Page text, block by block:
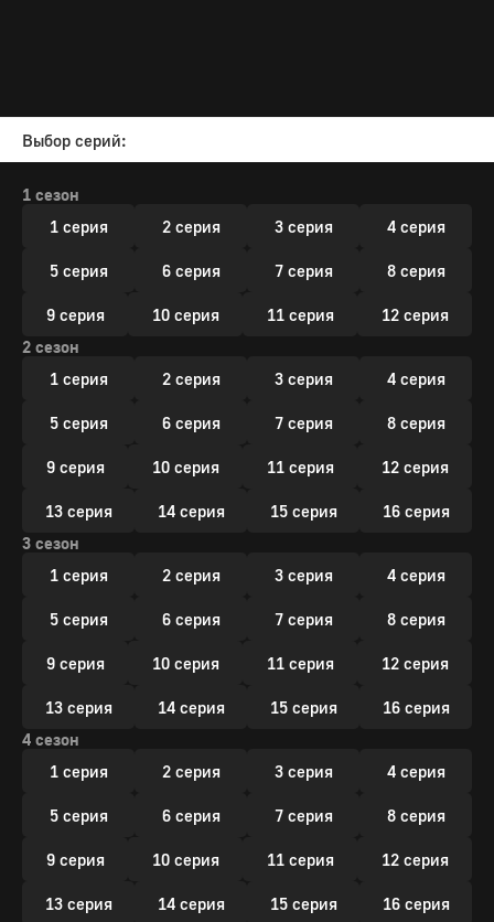
Выбор серий:
1 сезон
1 серия
2 серия 3 серия 4 серия
5 серия 6 серия 7 серия 8 серия
9 серия 10 серия 11 серия
12 серия
2 сезон
1 серия
2 серия 3 серия 4 серия
5 серия 6 серия 7 серия 8 серия
9 серия 10 серия 11 серия 12 серия
13 серия 14 серия 15 серия
16 серия
3 сезон
1 серия
2 серия 3 серия 4 серия
5 серия 6 серия 7 серия 8 серия
9 серия 10 серия 11 серия 12 серия
13 серия 14 серия 15 серия
16 серия
4 сезон
1 серия
2 серия 3 серия 4 серия
5 серия 6 серия 7 серия 8 серия
9 серия 10 серия 11 серия 12 серия
13 серия 14 серия 15 серия
16 серия